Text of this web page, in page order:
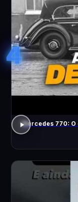
4
Mercedes 770: